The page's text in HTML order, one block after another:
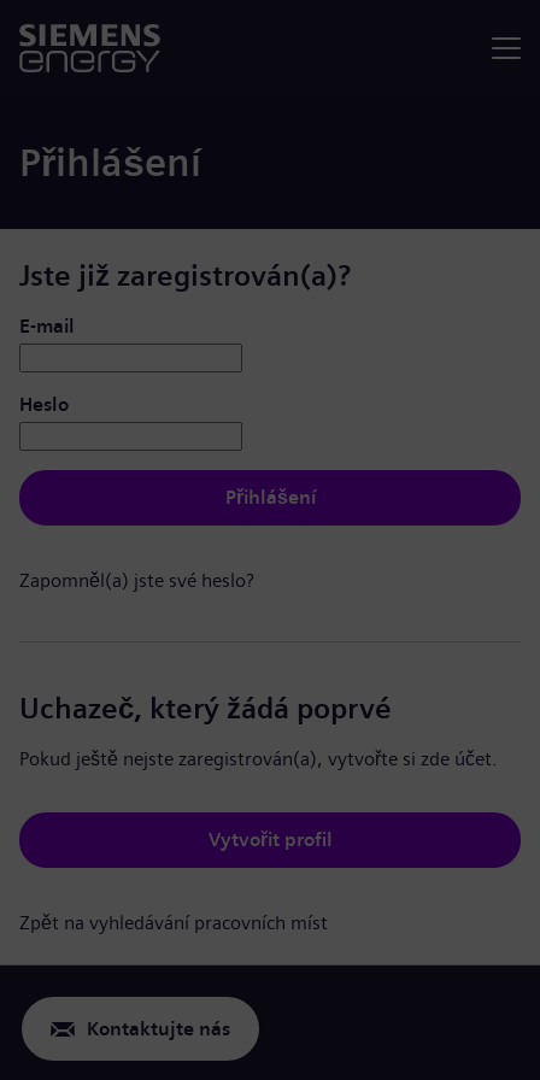
Přihlášení
Jste již zaregistrován(a)?
Přihlášení: uživatel a heslo
E-mail
Heslo
Přihlášení
Zapomněl(a) jste své heslo?
Uchazeč, který žádá poprvé
Pokud ještě nejste zaregistrován(a), vytvořte si zde účet.
Vytvořit profil
Zpět na vyhledávání pracovních míst
Kontaktujte nás